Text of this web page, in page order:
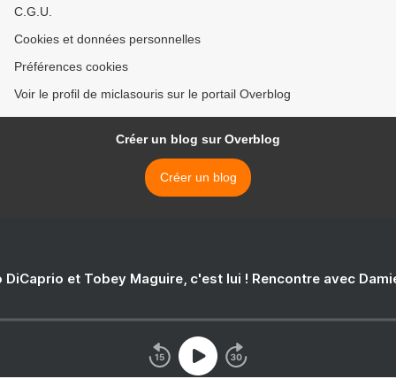
C.G.U.
Cookies et données personnelles
Préférences cookies
Voir le profil de miclasouris sur le portail Overblog
Créer un blog sur Overblog
Créer un blog
DiCaprio et Tobey Maguire, c'est lui ! Rencontre avec